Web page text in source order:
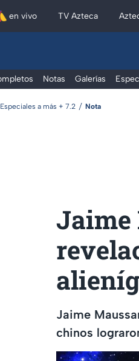
en vivo TV Azteca
Notas Galerías
Especiales a más + 7.2 Nota
Jaime
Jaime
chinos